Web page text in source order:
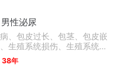
男性泌尿
、包皮过长、包茎、包皮嵌
生殖系统损伤、生殖系统感
38年